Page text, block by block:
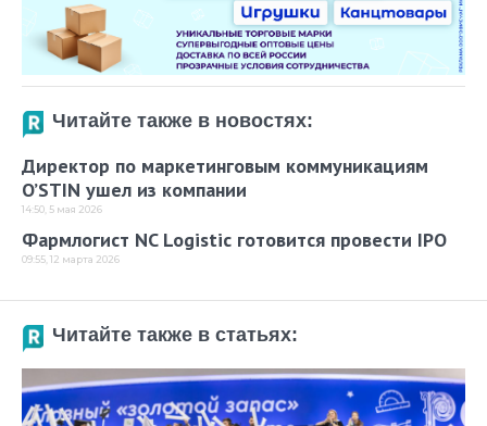
Читайте также в новостях:
Директор по маркетинговым коммуникациям
O’STIN ушел из компании
14:50, 5 мая 2026
Фармлогист NC Logistic готовится провести IPO
09:55, 12 марта 2026
Читайте также в статьях: